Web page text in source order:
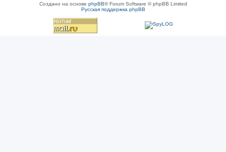
Создано на основе phpBB® Forum Software © phpBB Limited
Русская поддержка phpBB